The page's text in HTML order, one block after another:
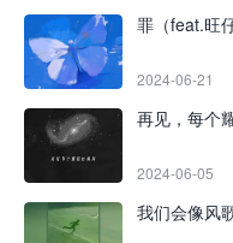
罪（feat.旺
2024-06-21
再见，每个
2024-06-05
我们会像风